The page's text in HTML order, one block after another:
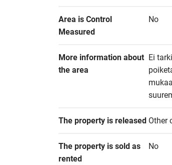
Area is Control
Measured
No
More information about
the area
Ei
The property is released Other
The property is sold as
rented
No